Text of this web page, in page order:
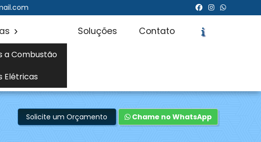
a Combustão
Elétricas
Soluções Contato
Solicite um Orçamento Chame no WhatsApp